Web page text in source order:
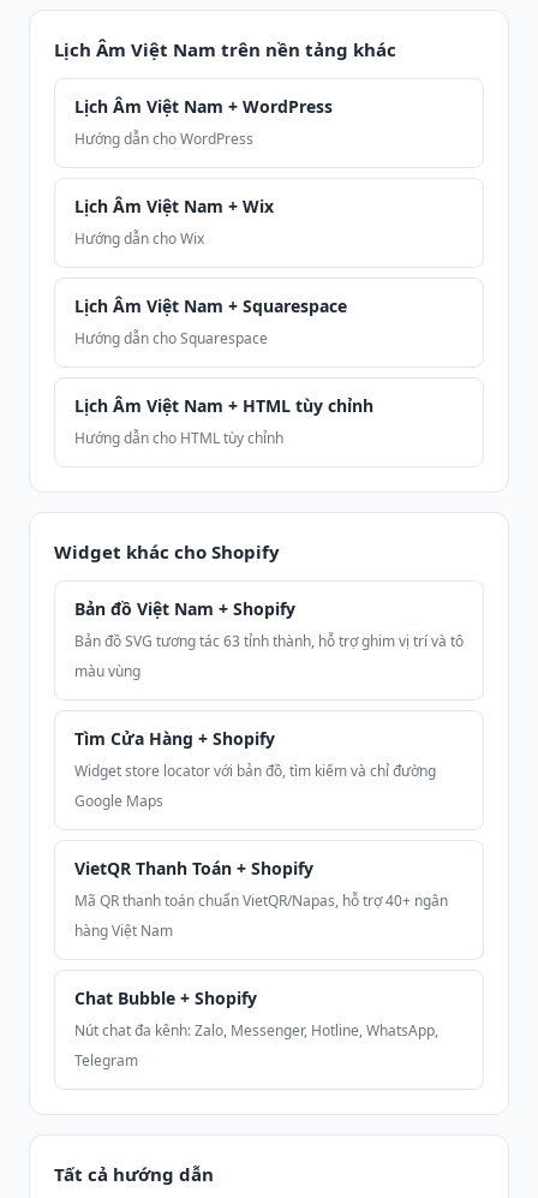
Lịch Âm Việt Nam trên nền tảng khác
Lịch Âm Việt Nam + WordPress
Hướng dẫn cho WordPress
Lịch Âm Việt Nam + Wix
Hướng dẫn cho Wix
Lịch Âm Việt Nam + Squarespace
Hướng dẫn cho Squarespace
Lịch Âm Việt Nam + HTML tùy chỉnh
Hướng dẫn cho HTML tùy chỉnh
Widget khác cho Shopify
Bản đồ Việt Nam + Shopify
Bản đồ SVG tương tác 63 tỉnh thành, hỗ trợ ghim vị trí và tô
màu vùng
Tìm Cửa Hàng + Shopify
Widget store locator với bản đồ, tìm kiếm và chỉ đường
Google Maps
VietQR Thanh Toán + Shopify
Mã QR thanh toán chuẩn VietQR/Napas, hỗ trợ 40+ ngân
hàng Việt Nam
Chat Bubble + Shopify
Nút chat đa kênh: Zalo, Messenger, Hotline, WhatsApp,
Telegram
Tất cả hướng dẫn